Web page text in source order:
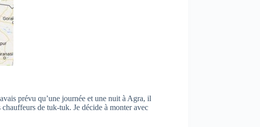
prévu qu’une journée et une nuit à Agra, il
de tuk-tuk. Je décide à monter avec